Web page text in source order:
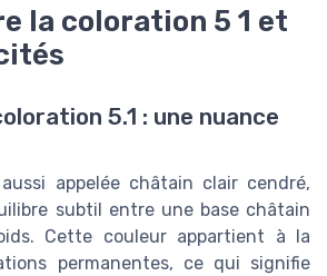
la coloration 5 1 et
5.1 : une nuance
appelée châtain clair cendré,
subtil entre une base châtain
Cette couleur appartient à la
permanentes, ce qui signifie